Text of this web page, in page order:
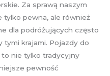
Za sprawą naszym
tylko pewna, ale również
dla podróżujących często
tymi krajami. Pojazdy do
nie tylko tradycyjny
pewność